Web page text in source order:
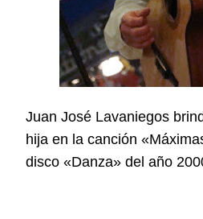
Juan José Lavaniegos
hija en la canción
disco «Danza» del año